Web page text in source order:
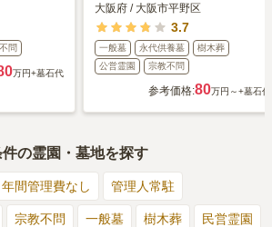
問
万円+墓石代
大阪府 / 大阪市平野区
3.7
一般墓 永代供養墓
樹木葬
公営霊園
宗教不問
参考価格:80万円～+墓石代
の霊園・墓地を探す
年間管理費なし 管理人常駐
宗教不問 一般墓 樹木葬 民営霊園